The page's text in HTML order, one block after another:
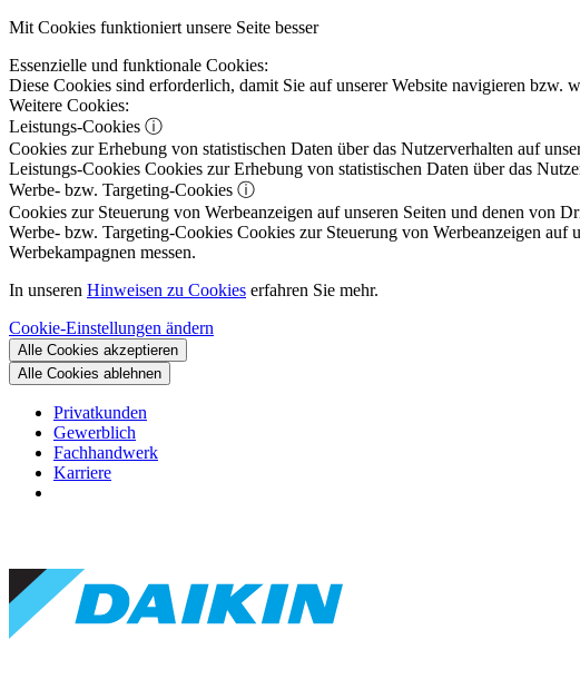
Mit Cookies funktioniert unsere Seite besser
Essenzielle und funktionale Cookies:
Diese Cookies sind erforderlich, damit Sie auf unserer Website navigieren bzw.
Weitere Cookies:
Leistungs-Cookies ⓘ
Cookies zur Erhebung von statistischen Daten über das Nutzerverhalten auf
Leistungs-Cookies Cookies zur Erhebung von statistischen Daten über das
Werbe- bzw. Targeting-Cookies ⓘ
Cookies zur Steuerung von Werbeanzeigen auf unseren Seiten und denen von
Werbe- bzw. Targeting-Cookies Cookies zur Steuerung von Werbeanzeigen auf
Werbekampagnen messen.
In unseren Hinweisen zu Cookies erfahren Sie mehr.
Cookie-Einstellungen ändern
Alle Cookies akzeptieren
Alle Cookies ablehnen
Privatkunden
Gewerblich
Fachhandwerk
Karriere